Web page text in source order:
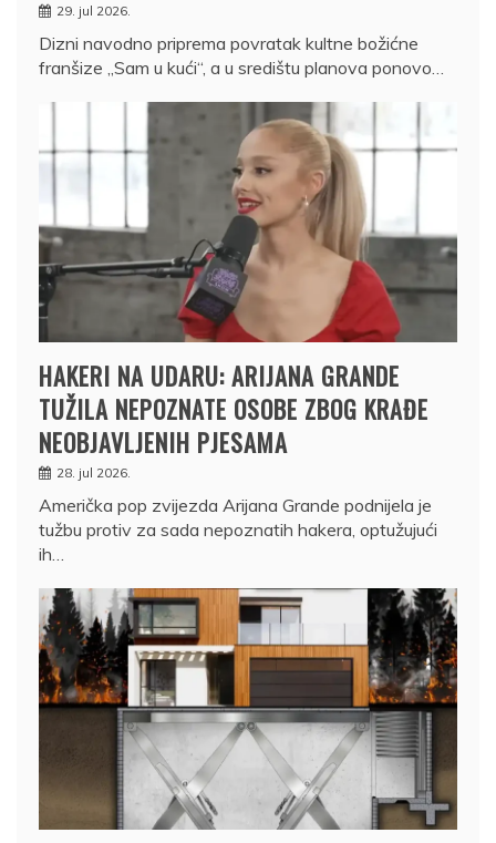
29. jul 2026.
Dizni navodno priprema povratak kultne božićne
franšize „Sam u kući“, a u središtu planova ponovo…
HAKERI NA UDARU: ARIJANA GRANDE
TUŽILA NEPOZNATE OSOBE ZBOG KRAĐE
NEOBJAVLJENIH PJESAMA
28. jul 2026.
Američka pop zvijezda Arijana Grande podnijela je
tužbu protiv za sada nepoznatih hakera, optužujući
ih…